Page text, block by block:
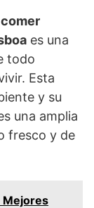
es una
todo
Esta
y su
una amplia
fresco y de
Mejores